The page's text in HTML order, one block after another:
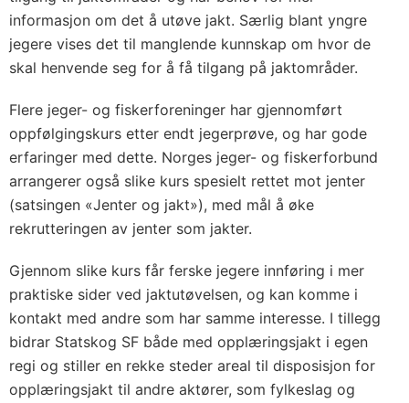
informasjon om det å utøve jakt. Særlig blant yngre
jegere vises det til manglende kunnskap om hvor de
skal henvende seg for å få tilgang på jaktområder.
Flere jeger- og fiskerforeninger har gjennomført
oppfølgingskurs etter endt jegerprøve, og har gode
erfaringer med dette. Norges jeger- og fiskerforbund
arrangerer også slike kurs spesielt rettet mot jenter
(satsingen «Jenter og jakt»), med mål å øke
rekrutteringen av jenter som jakter.
Gjennom slike kurs får ferske jegere innføring i mer
praktiske sider ved jaktutøvelsen, og kan komme i
kontakt med andre som har samme interesse. I tillegg
bidrar Statskog SF både med opplæringsjakt i egen
regi og stiller en rekke steder areal til disposisjon for
opplæringsjakt til andre aktører, som fylkeslag og